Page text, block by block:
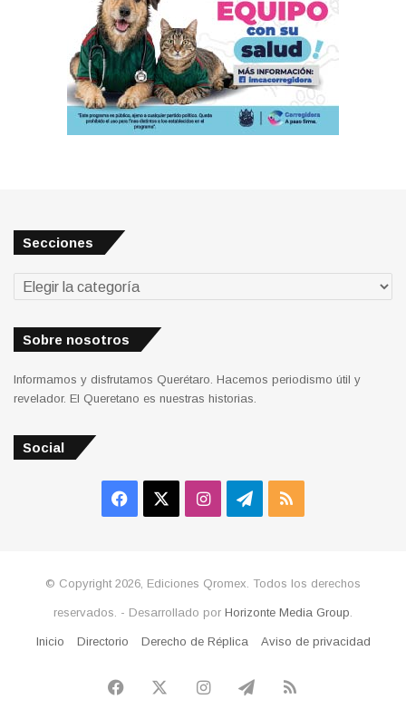
Secciones
Secciones
Sobre nosotros
Informamos y disfrutamos Querétaro. Hacemos periodismo útil y
revelador. El Queretano es nuestras historias.
Social
Facebook InstagramTelegram
RSS
© Copyright 2026, Ediciones Qromex. Todos los derechos
reservados. - Desarrollado por Horizonte Media Group
Inicio Directorio Derecho de Réplica Aviso de privacidad
Facebook InstagramTelegram
RSS